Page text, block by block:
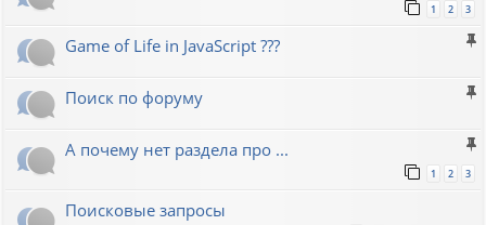
1 2 3
Game of Life in JavaScript ???
Поиск по форуму
А почему нет раздела про ...
1 2 3
Поисковые запросы